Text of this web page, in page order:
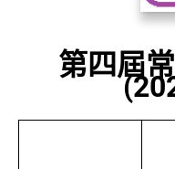
第四屆